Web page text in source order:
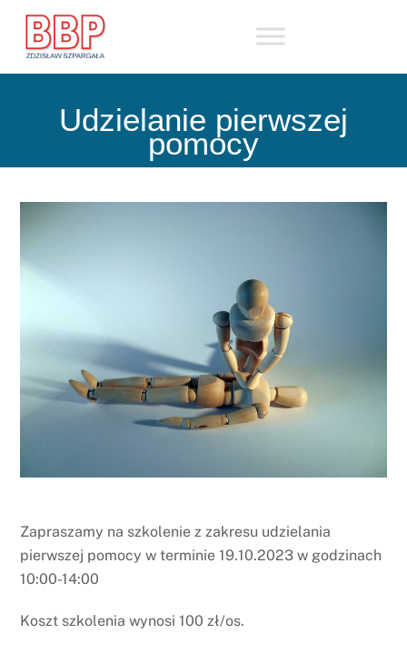
Skip
content
Udzielanie pierwszej
pomocy
Zapraszamy na szkolenie z zakresu udzielania
pierwszej pomocy w terminie 19.10.2023 w godzinach
10:00-14:00
Koszt szkolenia wynosi 100 zł/os.